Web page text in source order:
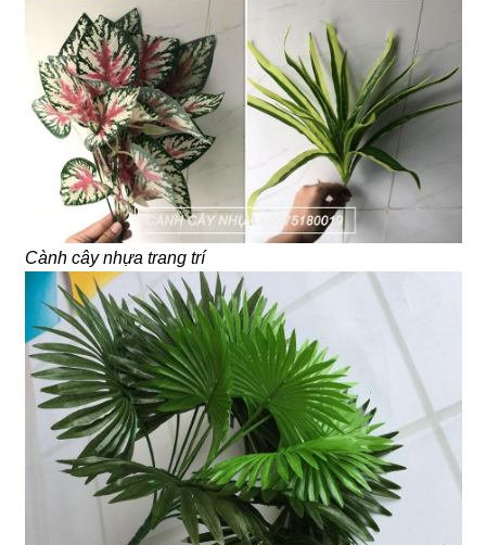
Cành cây nhựa trang trí